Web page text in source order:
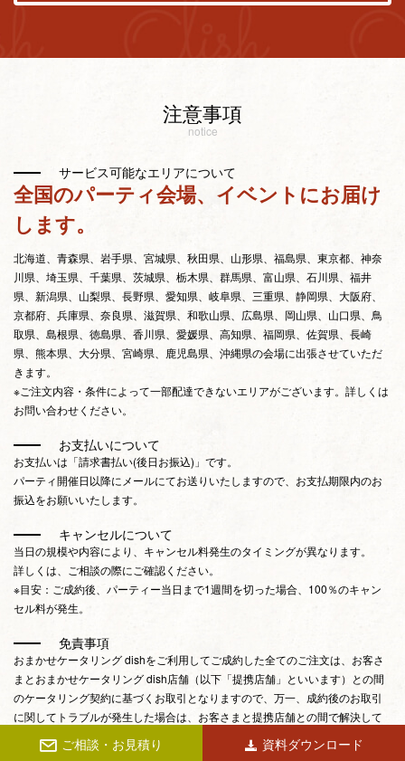
ご相談・お見積り 資料ダウンロード
注意事項
notice
サービス可能なエリアについて
全国のパーティ会場、イベントにお届け
します。
北海道、青森県、岩手県、宮城県、秋田県、山形県、福島県、東京都、神奈
川県、埼玉県、千葉県、茨城県、栃木県、群馬県、富山県、石川県、福井
県、新潟県、山梨県、長野県、愛知県、岐阜県、三重県、静岡県、大阪府、
京都府、兵庫県、奈良県、滋賀県、和歌山県、広島県、岡山県、山口県、鳥
取県、島根県、徳島県、香川県、愛媛県、高知県、福岡県、佐賀県、長崎
県、熊本県、大分県、宮崎県、鹿児島県、沖縄県の会場に出張させていただ
きます。
※ご注文内容・条件によって一部配達できないエリアがございます。詳しくは
お問い合わせください。
お支払いについて
お支払いは「請求書払い(後日お振込)」です。
パーティ開催日以降にメールにてお送りいたしますので、お支払期限内のお
振込をお願いいたします。
キャンセルについて
当日の規模や内容により、キャンセル料発生のタイミングが異なります。
詳しくは、ご相談の際にご確認ください。
※目安：ご成約後、パーティー当日まで1週間を切った場合、100％のキャン
セル料が発生。
免責事項
おまかせケータリング dishをご利用してご成約した全てのご注文は、お客さ
まとおまかせケータリング dish店舗（以下「提携店舗」といいます）との間
のケータリング契約に基づくお取引となりますので、万一、成約後のお取引
に関してトラブルが発生した場合は、お客さまと提携店舗との間で解決して
いただくことになり、当社では一切の責任を負わないものとします。なお、
酒類の提供は提携店舗が行うものとします。